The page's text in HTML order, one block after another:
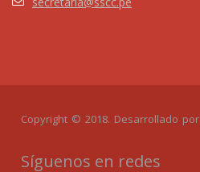
Copyright © 2018. Desarrollado por
Síguenos en redes